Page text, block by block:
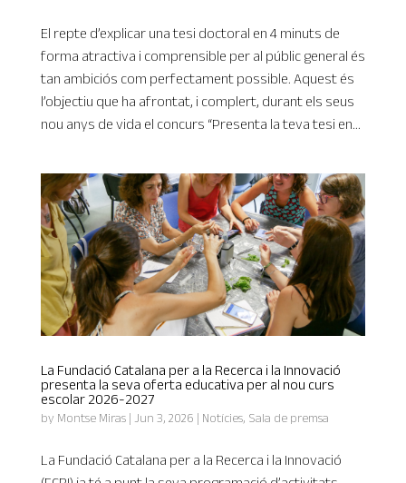
El repte d’explicar una tesi doctoral en 4 minuts de
forma atractiva i comprensible per al públic general és
tan ambiciós com perfectament possible. Aquest és
l’objectiu que ha afrontat, i complert, durant els seus
nou anys de vida el concurs “Presenta la teva tesi en...
La Fundació Catalana per a la Recerca i la Innovació
presenta la seva oferta educativa per al nou curs
escolar 2026-2027
by Montse Miras| Jun 3, 2026 | Notícies, Sala de premsa
La Fundació Catalana per a la Recerca i la Innovació